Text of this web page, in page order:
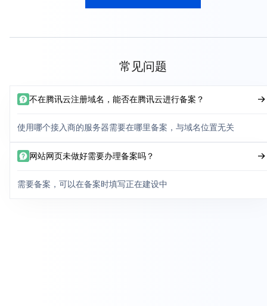
常见问题
不在腾讯云注册域名，能否在腾讯云进行备案？
使用哪个接入商的服务器需要在哪里备案，与域名位置无关
网站网页未做好需要办理备案吗？
需要备案，可以在备案时填写正在建设中